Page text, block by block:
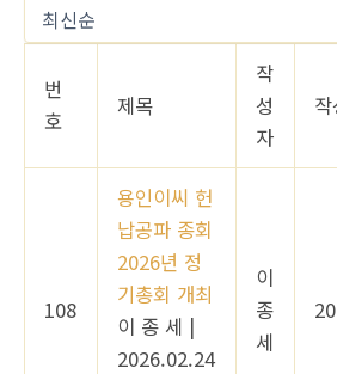
번
호
제목
작
성
자
108
용인이씨 헌
납공파 종회
2026년 정
기총회 개최
이 종 세 |
2026.02.24
이
종
세